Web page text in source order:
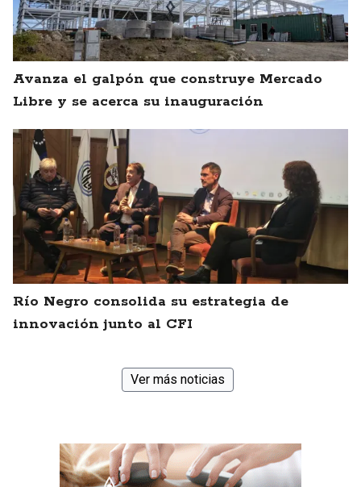
Avanza el galpón que construye Mercado
Libre y se acerca su inauguración
Río Negro consolida su estrategia de
innovación junto al CFI
Ver más noticias